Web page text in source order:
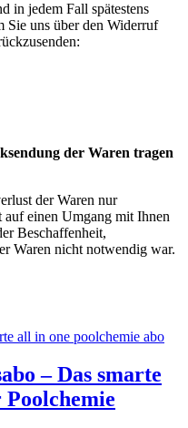
in jedem Fall spätestens
Sie uns über den Widerruf
der Waren tragen
der Waren nur
einen Umgang mit Ihnen
Beschaffenheit,
Waren nicht notwendig war.
– Das smarte